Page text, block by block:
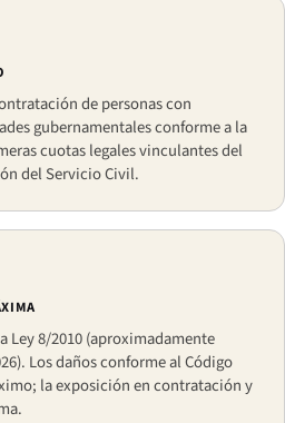
de personas con
gubernamentales conforme a la
cuotas legales vinculantes del
del Servicio Civil.
Ley 8/2010 (aproximadamente
Los daños conforme al Código
la exposición en contratación y